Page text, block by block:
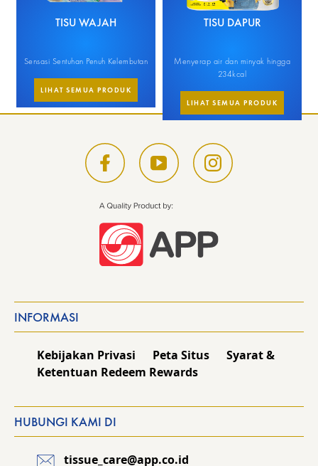
TISU WAJAH
Sensasi Sentuhan Penuh Kelembutan
LIHAT SEMUA PRODUK
TISU DAPUR
Menyerap air dan minyak hingga
234kcal
LIHAT SEMUA PRODUK
INFORMASI
Kebijakan Privasi Peta Situs
Syarat &
Ketentuan Redeem Rewards
HUBUNGI KAMI DI
tissue_care@app.co.id